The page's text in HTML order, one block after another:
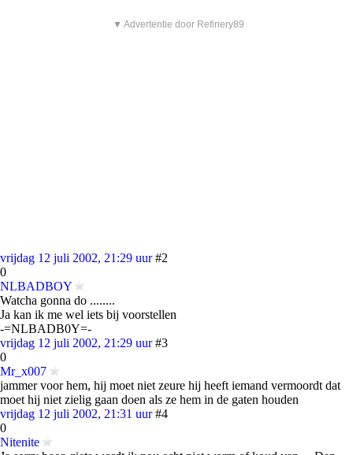
▼ Advertentie door Refinery89
vrijdag 12 juli 2002, 21:29 uur #2
0
NLBADBOY
Watcha gonna do ........
Ja kan ik me wel iets bij voorstellen
-=NLBADB0Y=-
vrijdag 12 juli 2002, 21:29 uur #3
0
Mr_x007
jammer voor hem, hij moet niet zeure hij heeft iemand vermoordt dat
moet hij niet zielig gaan doen als ze hem in de gaten houden
vrijdag 12 juli 2002, 21:31 uur #4
0
Nitenite